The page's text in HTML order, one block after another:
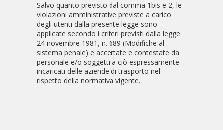
Salvo quanto previsto dal comma 1bis e 2, le
violazioni amministrative previste a carico
degli utenti dalla presente legge sono
applicate secondo i criteri previsti dalla legge
24 novembre 1981, n. 689 (Modifiche al
sistema penale) e accertate e contestate da
personale e/o soggetti a ciò espressamente
incaricati delle aziende di trasporto nel
rispetto della normativa vigente.